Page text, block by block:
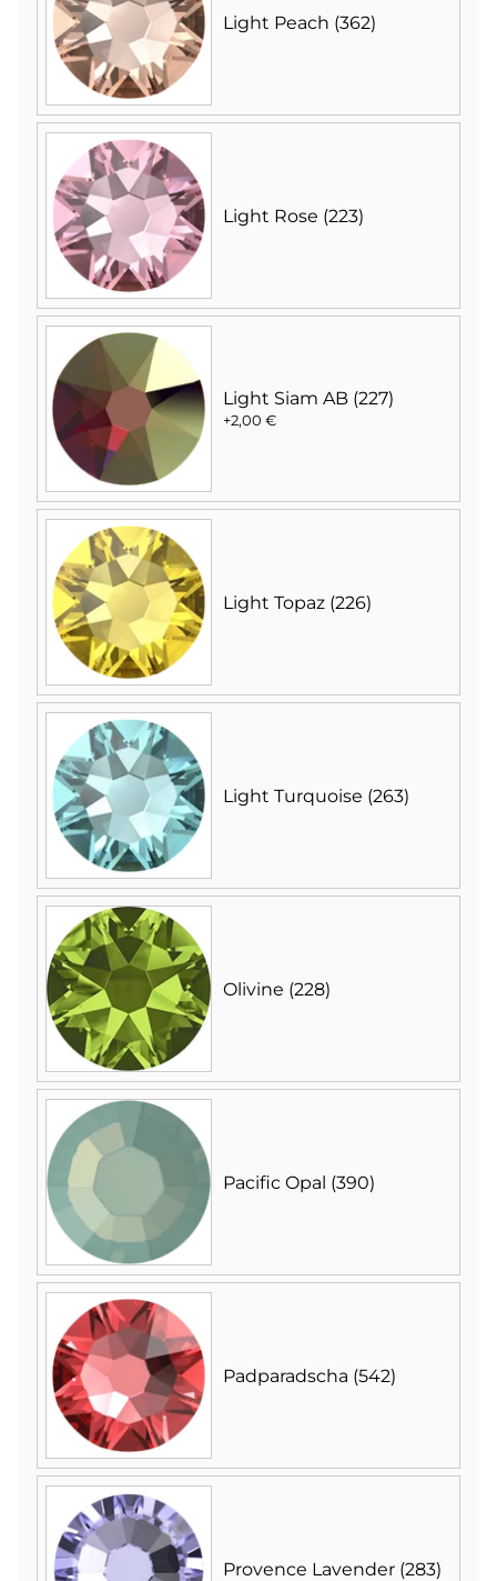
Light Peach (362)
Light Rose (223)
Light Siam AB (227)
+2,00 €
Light Topaz (226)
Light Turquoise (263)
Olivine (228)
Pacific Opal (390)
Padparadscha (542)
Provence Lavender (283)